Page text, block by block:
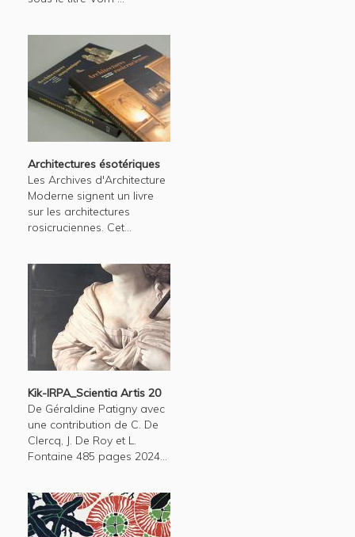
Architectures ésotériques
Les Archives d'Architecture
Moderne signent un livre
sur les architectures
rosicruciennes. Cet...
Kik-IRPA_Scientia Artis 20
De Géraldine Patigny avec
une contribution de C. De
Clercq, J. De Roy et L.
Fontaine 485 pages 2024...